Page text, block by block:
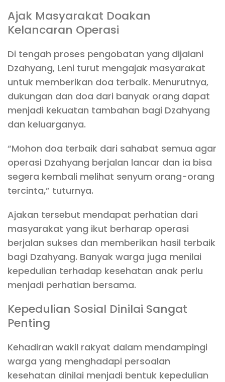
Ajak Masyarakat Doakan
Kelancaran Operasi
Di tengah proses pengobatan yang dijalani
Dzahyang, Leni turut mengajak masyarakat
untuk memberikan doa terbaik. Menurutnya,
dukungan dan doa dari banyak orang dapat
menjadi kekuatan tambahan bagi Dzahyang
dan keluarganya.
“Mohon doa terbaik dari sahabat semua agar
operasi Dzahyang berjalan lancar dan ia bisa
segera kembali melihat senyum orang-orang
tercinta,” tuturnya.
Ajakan tersebut mendapat perhatian dari
masyarakat yang ikut berharap operasi
berjalan sukses dan memberikan hasil terbaik
bagi Dzahyang. Banyak warga juga menilai
kepedulian terhadap kesehatan anak perlu
menjadi perhatian bersama.
Kepedulian Sosial Dinilai Sangat
Penting
Kehadiran wakil rakyat dalam mendampingi
warga yang menghadapi persoalan
kesehatan dinilai menjadi bentuk kepedulian